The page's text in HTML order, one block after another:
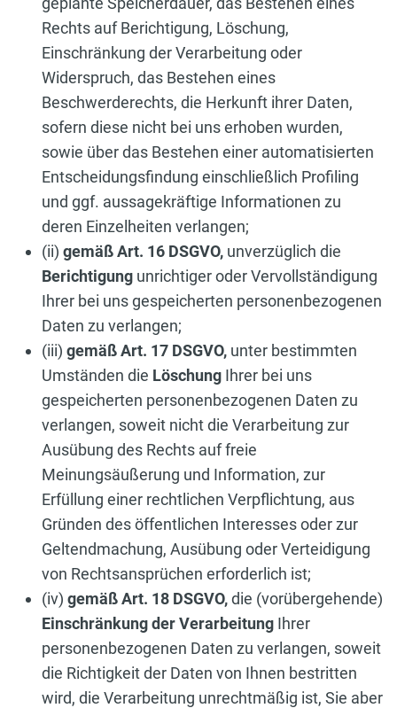
Rechts auf Berichtigung, Löschung,
Einschränkung der Verarbeitung oder
Widerspruch, das Bestehen eines
Beschwerderechts, die Herkunft ihrer Daten,
sofern diese nicht bei uns erhoben wurden,
sowie über das Bestehen einer automatisierten
Entscheidungsfindung einschließlich Profiling
und ggf. aussagekräftige Informationen zu
deren Einzelheiten verlangen;
(ii) gemäß Art. 16 DSGVO, unverzüglich die
Berichtigung unrichtiger oder Vervollständigung
Ihrer bei uns gespeicherten personenbezogenen
Daten zu verlangen;
(iii) gemäß Art. 17 DSGVO, unter bestimmten
Umständen die Löschung Ihrer bei uns
gespeicherten personenbezogenen Daten zu
verlangen, soweit nicht die Verarbeitung zur
Ausübung des Rechts auf freie
Meinungsäußerung und Information, zur
Erfüllung einer rechtlichen Verpflichtung, aus
Gründen des öffentlichen Interesses oder zur
Geltendmachung, Ausübung oder Verteidigung
von Rechtsansprüchen erforderlich ist;
(iv) gemäß Art. 18 DSGVO,die (vorübergehende)
Einschränkung der Verarbeitung Ihrer
personenbezogenen Daten zu verlangen, soweit
die Richtigkeit der Daten von Ihnen bestritten
wird, die Verarbeitung unrechtmäßig ist, Sie aber